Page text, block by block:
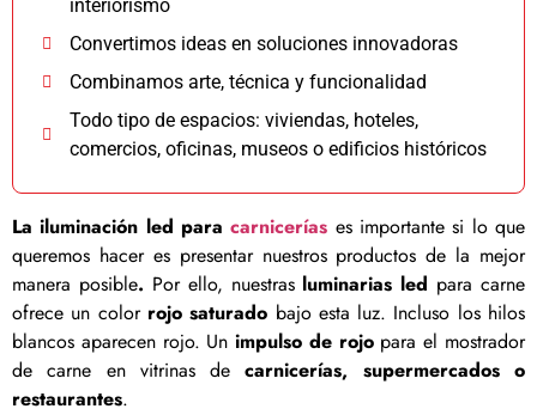
interiorismo
Convertimos ideas en soluciones innovadoras
Combinamos arte, técnica y funcionalidad
Todo tipo de espacios: viviendas, hoteles,
comercios, oficinas, museos o edificios históricos
La iluminación led paracarnicerías es importante si lo que
queremos hacer es presentar nuestros productos de la mejor
manera posible. Por ello, nuestras luminarias led para carne
ofrece un color rojo saturado bajo esta luz. Incluso los hilos
blancos aparecen rojo. Unimpulso de rojopara el mostrador
de carne en vitrinas decarnicerías, supermercadoso
restaurantes.